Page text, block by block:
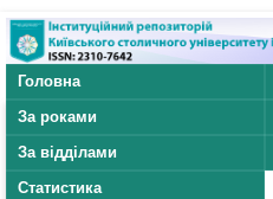
Головна
За роками
За відділами
Статистика